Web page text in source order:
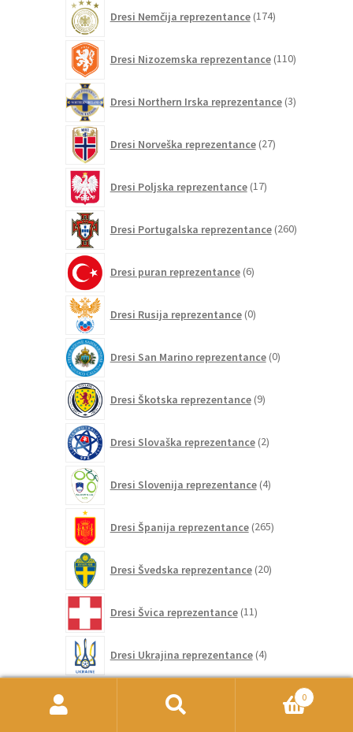
Dresi Nemčija reprezentance 174izdelkov
Dresi Nizozemska reprezentance 110izdelkov
Dresi Northern Irska reprezentance 3izdelki
Dresi Norveška reprezentance 27izdelkov
Dresi Poljska reprezentance 17izdelkov
Dresi Portugalska reprezentance 260izdelkov
Dresi puran reprezentance 6izdelkov
Dresi Rusija reprezentance 0izdelkov
Dresi San Marino reprezentance 0izdelkov
Dresi Škotska reprezentance 9izdelkov
Dresi Slovaška reprezentance 2izdelka
Dresi Slovenija reprezentance 4izdelki
Dresi Španija reprezentance 265izdelkov
Dresi Švedska reprezentance 20izdelkov
Dresi Švica reprezentance 11izdelkov
Dresi Ukrajina reprezentance 4izdelki
Dresi Urugvaj reprezentance
izdelkov0